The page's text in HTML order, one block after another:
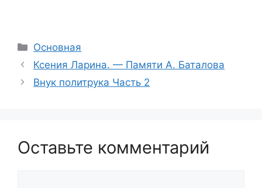
Рубрики
Основная
Ксения Ларина. — Памяти А. Баталова
Внук политрука Часть 2
Оставьте комментарий